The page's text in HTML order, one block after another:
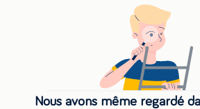
Nous avons même regardé